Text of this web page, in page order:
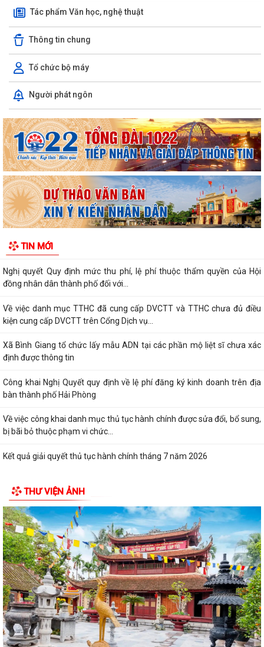
Tác phẩm Văn học, nghệ thuật
Thông tin chung
Tổ chức bộ máy
Người phát ngôn
TIN MỚI
bàn xã
Lãnh đạo xã Bình Giang kiểm tra tiến độ thi công các công trình trên
địa bàn
Về việc công khai danh mục thủ tục hành chính được sửa đổi, bổ sung,
thay thế, bị bãi bỏ thuộc...
Về việc công khai thủ tục hành chính ban hành mới, được sửa đổi, bổ
sung thuộc phạm vi chức năng...
chương Thanh niên xung phong vẻ...
Nghị quyết Quy định mức thu phí, lệ phí thuộc thẩm quyền của Hội
đồng nhân dân thành phố đối với...
Về việc danh mục TTHC đã cung cấp DVCTT và TTHC chưa đủ điều
kiện cung cấp DVCTT trên Cổng Dịch vụ...
Xã Bình Giang tổ chức lấy mẫu ADN tại các phần mộ liệt sĩ chưa xác
định được thông tin
Công khai Nghị Quyết quy định về lệ phí đăng ký kinh doanh trên địa
bàn thành phố Hải Phòng
Về việc công khai danh mục thủ tục hành chính được sửa đổi, bổ sung,
bị bãi bỏ thuộc phạm vi chức...
Kết quả giải quyết thủ tục hành chính tháng 7 năm 2026
LƯỢNG THEO TIÊU CHUẨN QUỐC GIA TCVN...
UBND xã triển khai giải quyết chế độ chính sách đối với người hoạt
động không chuyên trách ở thôn
Nghị quyết Về việc quy định mức chi thăm chúc tết Nguyên đán, thăm
hỏi ốm đau, trợ cấp đối với một...
Bình Giang triển khai Kế hoạch lấy mẫu hài cốt liệt sĩ
Xã Bình Giang học tập nghị quyết Hôi nghị lần thứ ba Ban Chấp hành
Trung ương Đảng khóa XIV
THƯ VIỆN ẢNH